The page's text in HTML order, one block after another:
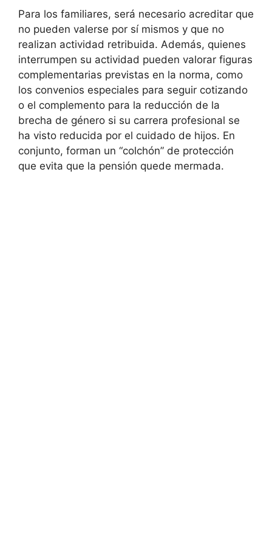
Para los familiares, será necesario acreditar que
no pueden valerse por sí mismos y que no
realizan actividad retribuida. Además, quienes
interrumpen su actividad pueden valorar figuras
complementarias previstas en la norma, como
los convenios especiales para seguir cotizando
o el complemento para la reducción de la
brecha de género si su carrera profesional se
ha visto reducida por el cuidado de hijos. En
conjunto, forman un “colchón” de protección
que evita que la pensión quede mermada.